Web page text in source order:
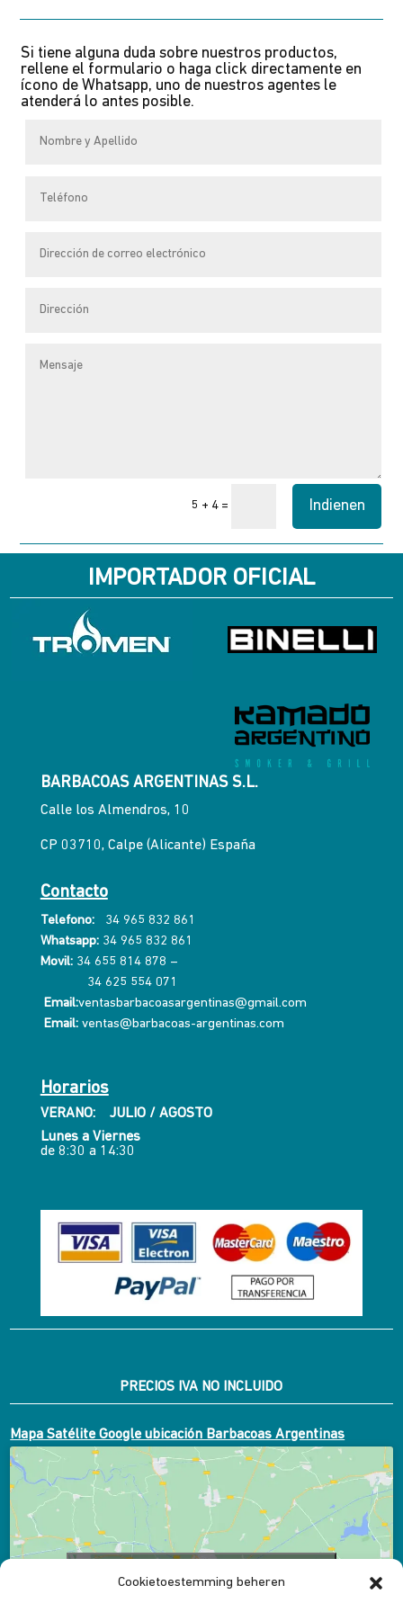
Cookietoestemming beheren
Deze
optie
kan
worden
de
Si tiene alguna duda sobre nuestros productos,
rellene el formulario o haga click directamente en
ícono de Whatsapp, uno de nuestros agentes le
atenderá lo antes posible.
5 + 4 = Indienen
IMPORTADOR OFICIAL
BARBACOAS ARGENTINAS S.L.
Calle los Almendros, 10
CP 03710, Calpe (Alicante) España
Contacto
Telefono:
34 965 832 861
Whatsapp:34 965 832 861
Movil: 34 655 814 878 –
34 625 554 071
Email:ventasbarbacoasargentinas@gmail.com
Email: ventas@barbacoas-argentinas.com
Horarios
VERANO: JULIO / AGOSTO
Lunes a Viernes
de 8:30 a 14:30
PRECIOS IVA NO INCLUIDO
Mapa Satélite Google ubicación Barbacoas Argentinas
Klik om marketing cookies te accepteren en